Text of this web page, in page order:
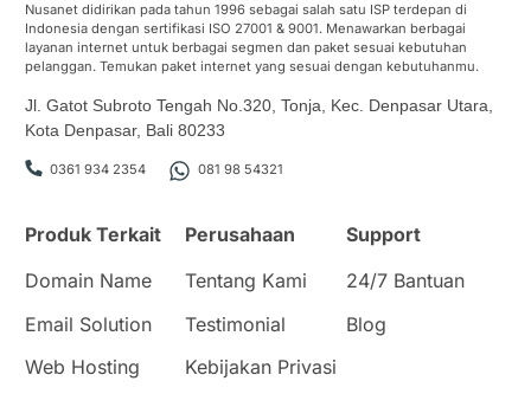
Nusanet didirikan pada tahun 1996 sebagai salah satu ISP terdepan di
Indonesia dengan sertifikasi ISO 27001 & 9001. Menawarkan berbagai
layanan internet untuk berbagai segmen dan paket sesuai kebutuhan
pelanggan. Temukan paket internet yang sesuai dengan kebutuhanmu.
Jl. Gatot Subroto Tengah No.320, Tonja, Kec. Denpasar Utara,
Kota Denpasar, Bali 80233
0361 934 2354 081 98 54321
Produk Terkait
Domain Name
Email Solution
Web Hosting
Perusahaan
Tentang Kami
Testimonial
Kebijakan Privasi
Support
24/7 Bantuan
Blog